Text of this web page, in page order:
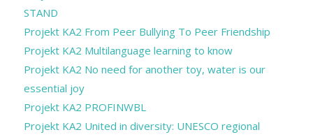
STAND
Projekt KA2 From Peer Bullying To Peer Friendship
Projekt KA2 Multilanguage learning to know
Projekt KA2 No need for another toy, water is our
essential joy
Projekt KA2 PROFINWBL
Projekt KA2 United in diversity: UNESCO regional